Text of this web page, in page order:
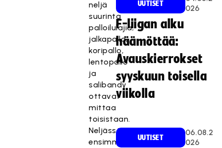
neljä
suurinta
palloilulajia;
jalkapallo,
koripallo,
lentopallo
ja
salibandy
ottavat
mittaa
toisistaan.
Neljässä
ensimmäisessä
UUTISET
026
F-liigan alku
häämöttää:
Avauskierrokset
syyskuun toisella
viikolla
UUTISET
06.08.2
026